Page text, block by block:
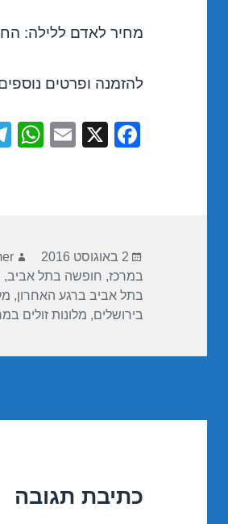
מחיר לאדם ללילה: החל
להזמנה ופרטים
F
o
o
k
X
E
p
p
פורסם
בתאריך
2 באוגוסט 2016
במרכז, חופשה בתל אביב,
בתל אביב ברגע האחרון,
בירושלים, מלונות זולים
כתיבת תגובה